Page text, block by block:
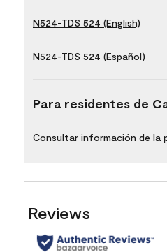
N524-TDS 524 (English)
N524-TDS 524 (Español)
Para residentes de
Consultar información de la
Reviews